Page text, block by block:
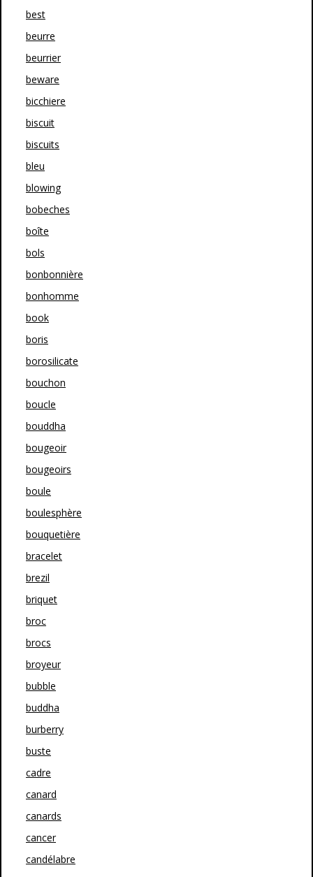
best
beurre
beurrier
beware
bicchiere
biscuit
biscuits
bleu
blowing
bobeches
boîte
bols
bonbonnière
bonhomme
book
boris
borosilicate
bouchon
boucle
bouddha
bougeoir
bougeoirs
boule
boulesphère
bouquetière
bracelet
brezil
briquet
broc
brocs
broyeur
bubble
buddha
burberry
buste
cadre
canard
canards
cancer
candélabre